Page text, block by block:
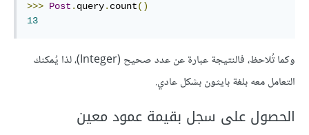
>>> Post . query. count()
13
وكما تُلاحظ، فالنتيجة عبارة عن عدد صحيح (Integer)، لذا يُمكنك
التعامل معه بلغة بايثون بشكل عادي.
الحصول على سجل بقيمة عمود معين